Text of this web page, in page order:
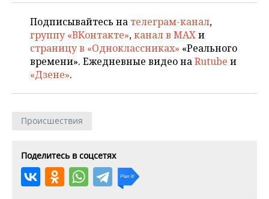
ONLINE-КОНФЕРЕНЦИИ
ОТКРЫТАЯ ЛЕКЦИЯ
ХОККЕЙ
БАСКЕТБОЛ
ВОЛЕЙБОЛ
ВОДНЫЕ ВИДЫ СПОРТА
ХОККЕЙ С МЯЧОМ
ВЛАСТЬ
ИНФРАСТРУКТУРА
ИСТОРИЯ
ОБРАЗОВАНИЕ
ПРОИСШЕСТВИЯ
СЮЖЕТЫ
СПРАВОЧНИК
СПИСОК ПЕРСОН
ПОЛНАЯ ВЕРСИЯ
Подписывайтесь на телеграм-канал,
группу «ВКонтакте»,канал в MAXи
страницу в «Одноклассниках» «Реального
времени». Ежедневные видео наRutube и
«Дзене».
Происшествия
Поделитесь в соцсетях